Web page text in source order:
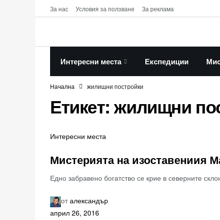
За нас Условия за ползване За реклама
Интересни места Експедиции
Начална жилищни постройки
Етикет:жилищни
Интересни места
Мистерията на изоставениия
Едно забравено богатство се крие в северните
оталександър
април 26, 2016